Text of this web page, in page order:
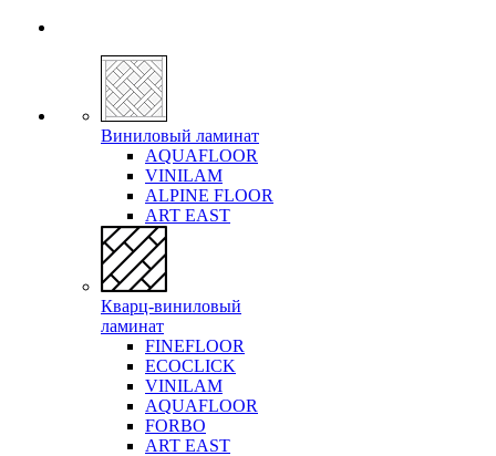
Виниловый ламинат
AQUAFLOOR
VINILAM
ALPINE FLOOR
ART EAST
Кварц-виниловый
ламинат
FINEFLOOR
ECOCLICK
VINILAM
AQUAFLOOR
FORBO
ART EAST